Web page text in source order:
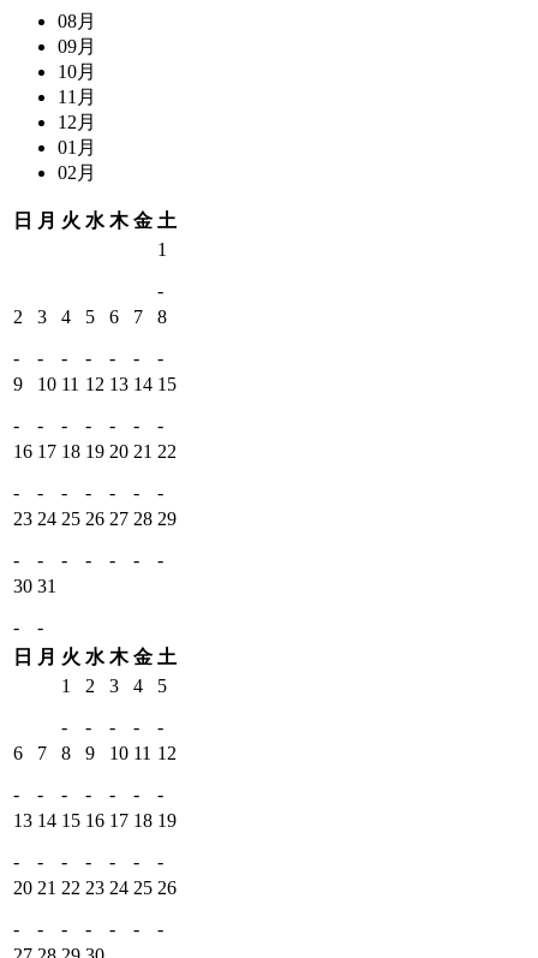
08月
09月
10月
11月
12月
01月
02月
日 月 火 水 木 金 土
1
-
2
-
3
-
4
-
5
-
6
-
7
-
8
-
9
-
10
-
11
-
12
-
13
-
14
-
15
-
16
-
17
-
18
-
19
-
20
-
21
-
22
-
23
-
24
-
25
-
26
-
27
-
28
-
29
-
30
-
31
-
日
月 火 水 木 金 土
1
-
2
-
3
-
4
-
5
-
6
-
7
-
8
-
9
-
10
-
11
-
12
-
13
-
14
-
15
-
16
-
17
-
18
-
19
-
20
-
21
-
22
-
23
-
24
-
25
-
26
-